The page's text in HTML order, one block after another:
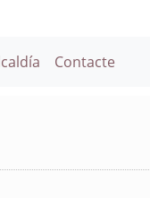
Contacte